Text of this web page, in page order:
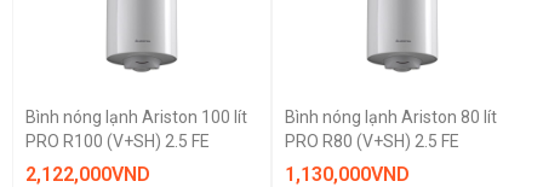
Bình nóng lạnh Ariston 100 lít
PRO R100 (V+SH) 2.5 FE
2,122,000VND
Bình nóng lạnh Ariston 80 lít
PRO R80 (V+SH) 2.5 FE
1,130,000VND